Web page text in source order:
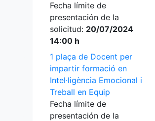
Fecha límite de
presentación de la
solicitud: 20/07/2024
14:00 h
1 plaça de Docent per
impartir formació en
Intel·ligència Emocional i
Treball en Equip
Fecha límite de
presentación de la